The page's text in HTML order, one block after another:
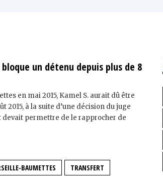
un détenu depuis plus de 8
en mai 2015, Kamel S. aurait dû être
2015, à la suite d’une décision du juge
devait permettre de le rapprocher de
BAUMETTES TRANSFERT